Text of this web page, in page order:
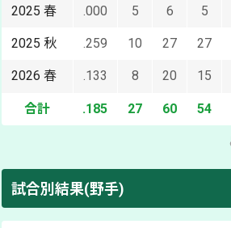
2025 春 .000 5 6 5
2025 秋 .259 10 27 27
2026 春 .133 8 20 15
合計 .185 27 60 54
試合別結果(野手)